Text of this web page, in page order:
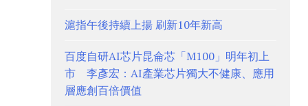
滬指午後持續上揚 刷新10年新高
百度自研AI芯片昆侖芯「M100」明年初上
市 李彥宏：AI產業芯片獨大不健康、應用
層應創百倍價值